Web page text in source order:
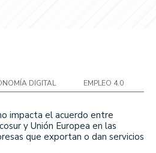
DIGITAL EMPLEO 4.0
impacta el acuerdo entre
y Unión Europea en las
que exportan o dan servicios